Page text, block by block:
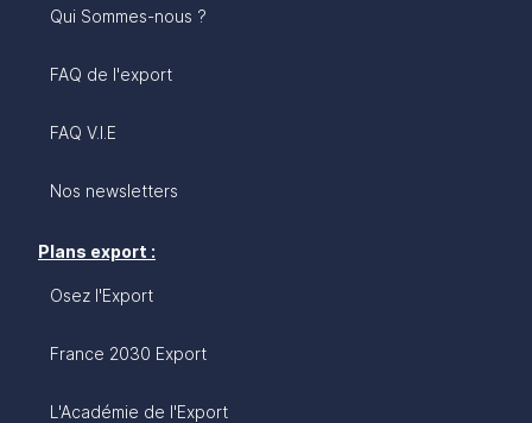
Qui Sommes-nous ?
FAQ de l'export
FAQ V.I.E
Nos newsletters
Plans export :
Osez l'Export
France 2030 Export
L'Académie de l'Export